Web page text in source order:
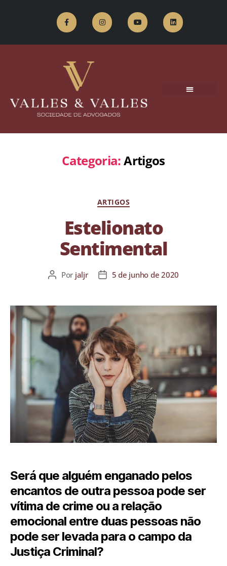
Categoria:Artigos
ARTIGOS
Estelionato
Sentimental
Por jaljr 5 de junho de 2020
Será que alguém enganado pelos
encantos de outra pessoa pode ser
vítima de crime ou a relação
emocional entre duas pessoas não
pode ser levada para o campo da
Justiça Criminal?